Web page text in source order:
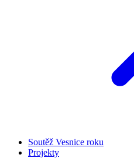
Soutěž Vesnice roku
Projekty